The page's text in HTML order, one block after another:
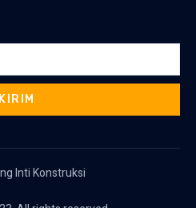
KIRIM
Inti Konstruksi